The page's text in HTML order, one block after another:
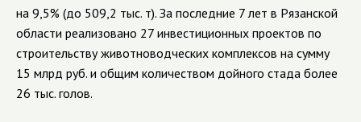
на 9,5% (до 509,2 тыс. т). За последние 7 лет в Рязанской
области реализовано 27 инвестиционных проектов по
строительству животноводческих комплексов на сумму
15 млрд руб. и общим количеством дойного стада более
26 тыс. голов.